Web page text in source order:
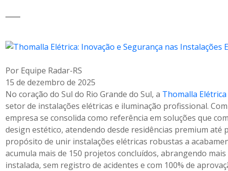
Por Equipe Radar-RS
15 de dezembro de 2025
No coração do Sul do Rio Grande do Sul, a Thomalla Elétrica
setor de instalações elétricas e iluminação profissional.
empresa se consolida como referência em soluções que
design estético, atendendo desde residências premium até
propósito de unir instalações elétricas robustas a
acumula mais de 150 projetos concluídos, abrangendo
instalada, sem registro de acidentes e com 100% de